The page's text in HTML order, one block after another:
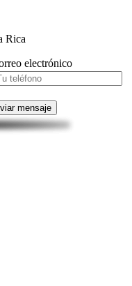
Rica
electrónico
mensaje